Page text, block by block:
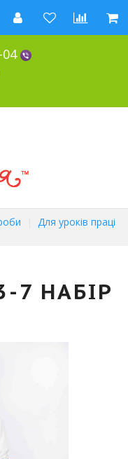
04
Для уроків праці
7 НАБІР